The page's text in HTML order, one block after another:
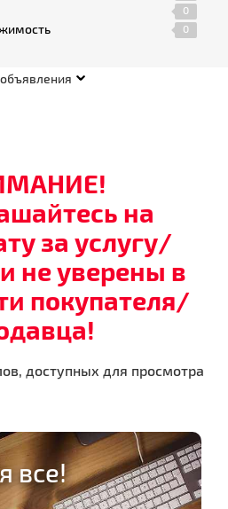
0
0
на
за услугу/
не уверены в
покупателя/
доступных для просмотра
все!